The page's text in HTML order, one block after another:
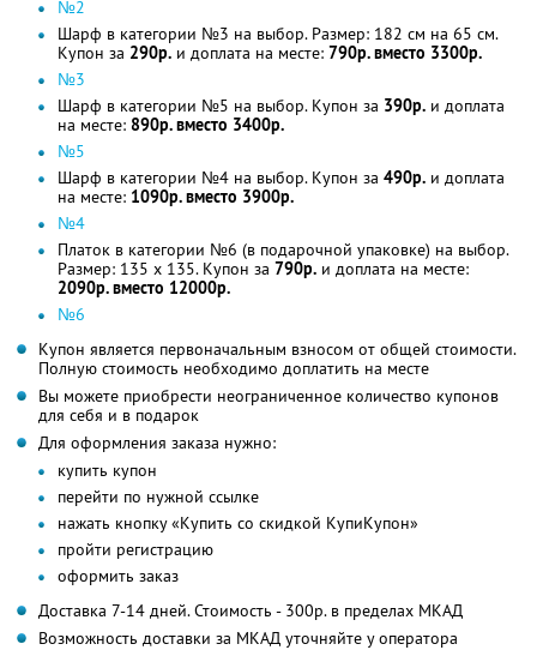
№2
Шарф в категории №3 на выбор. Размер: 182 см на 65 см.
Купон за 290р. и доплата на месте: 790р. вместо 3300р.
№3
Шарф в категории №5 на выбор. Купон за 390р. и доплата
на месте: 890р. вместо 3400р.
№5
Шарф в категории №4 на выбор. Купон за 490р. и доплата
на месте: 1090р. вместо 3900р.
№4
Платок в категории №6 (в подарочной упаковке) на выбор.
Размер: 135 х 135. Купон за 790р. и доплата на месте:
2090р. вместо 12000р.
№6
Купон является первоначальным взносом от общей стоимости.
Полную стоимость необходимо доплатить на месте
Вы можете приобрести неограниченное количество купонов
для себя и в подарок
Для оформления заказа нужно:
купить купон
перейти по нужной ссылке
нажать кнопку «Купить со скидкой КупиКупон»
пройти регистрацию
оформить заказ
Доставка 7-14 дней. Стоимость - 300р. в пределах МКАД
Возможность доставки за МКАД уточняйте у оператора